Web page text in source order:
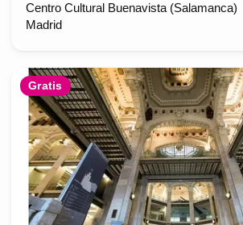
Centro Cultural Buenavista (Salamanca)
Madrid
Gratis